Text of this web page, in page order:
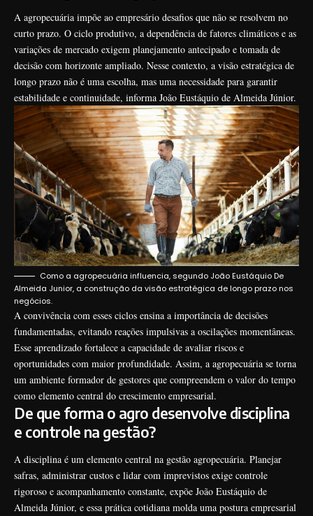
A agropecuária impõe ao empresário desafios que não se resolvem no
curto prazo. O ciclo produtivo, a dependência de fatores climáticos e as
variações de mercado exigem planejamento antecipado e tomada de
decisão com horizonte ampliado. Nesse contexto, a visão estratégica de
longo prazo não é uma escolha, mas uma necessidade para garantir
estabilidade e continuidade, informa João Eustáquio de Almeida Júnior.
Como a agropecuária influencia, segundo João Eustáquio De
Almeida Junior, a construção da visão estratégica de longo prazo nos
negócios.
A convivência com esses ciclos ensina a importância de decisões
fundamentadas, evitando reações impulsivas a oscilações momentâneas.
Esse aprendizado fortalece a capacidade de avaliar riscos e
oportunidades com maior profundidade. Assim, a agropecuária se torna
um ambiente formador de gestores que compreendem o valor do tempo
como elemento central do crescimento empresarial.
De que forma o agro desenvolve disciplina
e controle na gestão?
A disciplina é um elemento central na gestão agropecuária. Planejar
safras, administrar custos e lidar com imprevistos exige controle
rigoroso e acompanhamento constante, expõe João Eustáquio de
Almeida Júnior, e essa prática cotidiana molda uma postura empresarial